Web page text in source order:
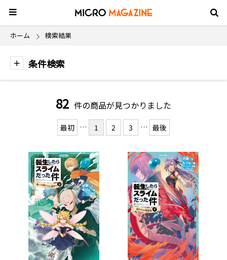
ホーム 検索結果
条件検索
82 件の商品が見つかりました
最初 … 1 2 3 … 最後